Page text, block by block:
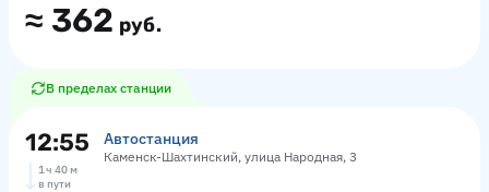
≈ 362 руб.
В пределах станции
12:55 Автостанция
Каменск-Шахтинский, улица Народная, 3
1 ч 40 м
в пути